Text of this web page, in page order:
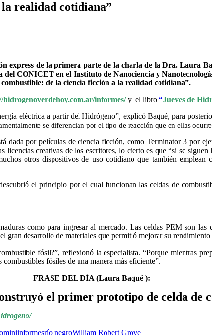
realidad cotidiana”
express de la primera parte de la charla de la Dra. Laura
CONICET en el Instituto de Nanociencia y
de la ciencia ficción a la realidad cotidiana”.
hidrogenoverdehoy.com.ar/informes/ y el libro “Jueves de
eléctrica a partir del Hidrógeno”, explicó Baqué, para
se diferencian por el tipo de reacción que en ellas
dada por películas de ciencia ficción, como Terminator 3 por
creativas de los escritores, lo cierto es que “si se
otros dispositivos de uso cotidiano que también emplean
el principio por el cual funcionan las celdas de
como para ingresar al mercado. Las celdas PEM son
gran desarrollo de materiales que permitió mejorar su
fósil?”, reflexionó la especialista. “Porque mientras
fósiles de una manera más eficiente”.
FRASE DEL DÍA (Laura Baqué ):
el primer prototipo de celda de
miniinformesrío negroWilliam Robert Grove